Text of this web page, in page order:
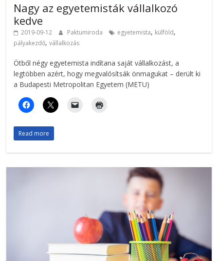
Nagy az egyetemisták vállalkozó
kedve
2019-09-12 Paktumiroda egyetemista, külföld,
pályakezdő,vállalkozás
Ötből négy egyetemista indítana saját vállalkozást, a
legtöbben azért, hogy megvalósítsák önmagukat – derült ki
a Budapesti Metropolitan Egyetem (METU)
Read more